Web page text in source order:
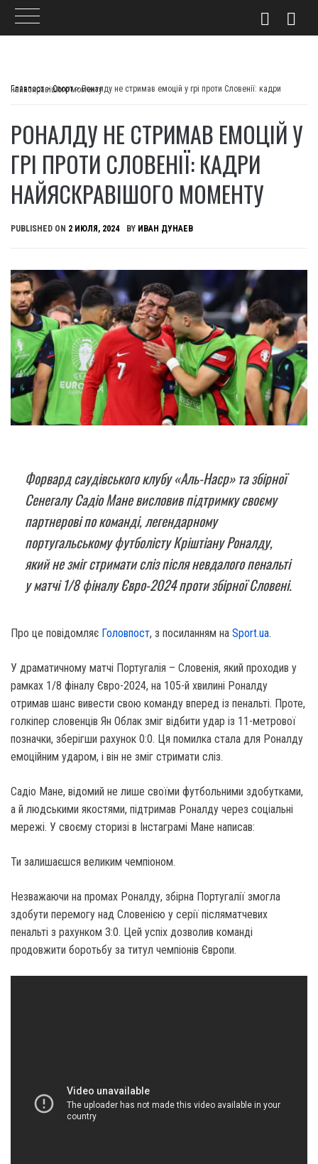
Главпост>Спорт>
Роналду не стримав емоцій у грі проти Словенії: кадри найяскравішого моменту
РОНАЛДУ НЕ СТРИМАВ ЕМОЦІЙ У
ГРІ ПРОТИ СЛОВЕНІЇ: КАДРИ
НАЙЯСКРАВІШОГО МОМЕНТУ
PUBLISHED ON 2 ИЮЛЯ, 2024 BY ИВАН ДУНАЕВ
Форвард саудівського клубу «Аль-Наср» та збірної
Сенегалу Садіо Мане висловив підтримку своєму
партнерові по команді, легендарному
португальському футболісту Кріштіану Роналду,
який не зміг стримати сліз після невдалого пенальті
у матчі 1/8 фіналу Євро-2024 проти збірної Словені.
Про це повідомляє Головпост, з посиланням на Sport.ua.
У драматичному матчі Португалія – Словенія, який проходив у
рамках 1/8 фіналу Євро-2024, на 105-й хвилині Роналду
отримав шанс вивести свою команду вперед із пенальті. Проте,
голкіпер словенців Ян Облак зміг відбити удар із 11-метрової
позначки, зберігши рахунок 0:0. Ця помилка стала для Роналду
емоційним ударом, і він не зміг стримати сліз.
Садіо Мане, відомий не лише своїми футбольними здобутками,
а й людськими якостями, підтримав Роналду через соціальні
мережі. У своєму сторизі в Інстаграмі Мане написав:
Ти залишаєшся великим чемпіоном.
Незважаючи на промах Роналду, збірна Португалії змогла
здобути перемогу над Словенією у серії післяматчевих
пенальті з рахунком 3:0. Цей успіх дозволив команді
продовжити боротьбу за титул чемпіонів Європи.